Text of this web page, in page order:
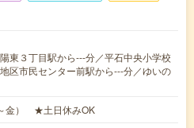
東３丁目駅から---分／平石中央小学校
区市民センター前駅から---分／ゆいの
金） ★土日休みOK